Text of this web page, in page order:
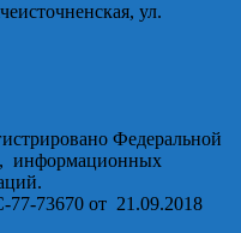
ул.
Федеральной
информационных
73670 от 21.09.2018